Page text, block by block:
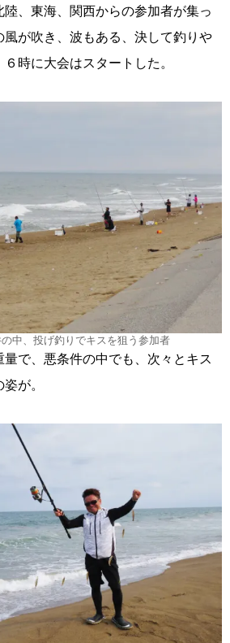
、東海、関西からの参加者が集っ
が吹き、波もある、決して釣りや
時に大会はスタートした。
中、投げ釣りでキスを狙う参加者
で、悪条件の中でも、次々とキス
が。